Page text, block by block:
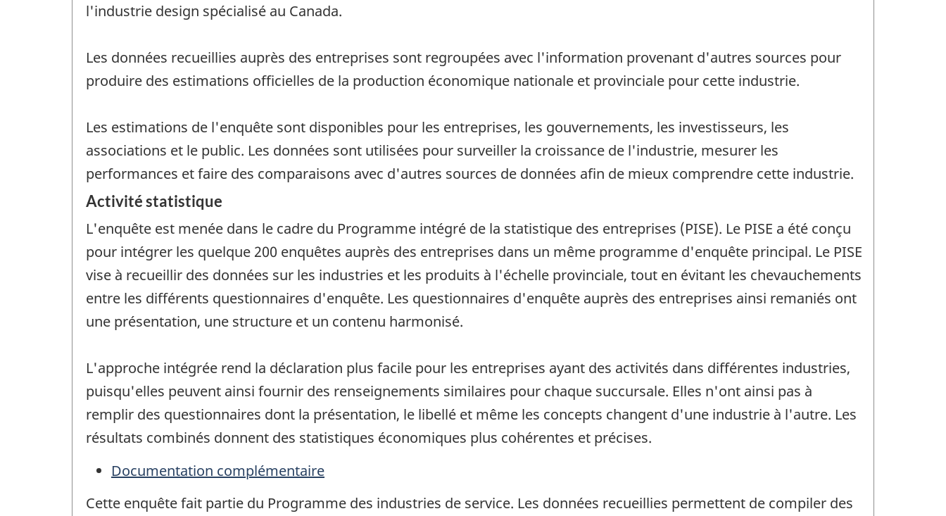
l'industrie design spécialisé au Canada.
Les données recueillies auprès des entreprises sont regroupées avec l'information provenant d'autres sources pour
produire des estimations officielles de la production économique nationale et provinciale pour cette industrie.
Les estimations de l'enquête sont disponibles pour les entreprises, les gouvernements, les investisseurs, les
associations et le public. Les données sont utilisées pour surveiller la croissance de l'industrie, mesurer les
performances et faire des comparaisons avec d'autres sources de données afin de mieux comprendre cette industrie.
Activité statistique
L'enquête est menée dans le cadre du Programme intégré de la statistique des entreprises (PISE). Le PISE a été conçu
pour intégrer les quelque 200 enquêtes auprès des entreprises dans un même programme d'enquête principal. Le PISE
vise à recueillir des données sur les industries et les produits à l'échelle provinciale, tout en évitant les chevauchements
entre les différents questionnaires d'enquête. Les questionnaires d'enquête auprès des entreprises ainsi remaniés ont
une présentation, une structure et un contenu harmonisé.
L'approche intégrée rend la déclaration plus facile pour les entreprises ayant des activités dans différentes industries,
puisqu'elles peuvent ainsi fournir des renseignements similaires pour chaque succursale. Elles n'ont ainsi pas à
remplir des questionnaires dont la présentation, le libellé et même les concepts changent d'une industrie à l'autre. Les
résultats combinés donnent des statistiques économiques plus cohérentes et précises.
Documentation complémentaire
Cette enquête fait partie du Programme des industries de service. Les données recueillies permettent de compiler des